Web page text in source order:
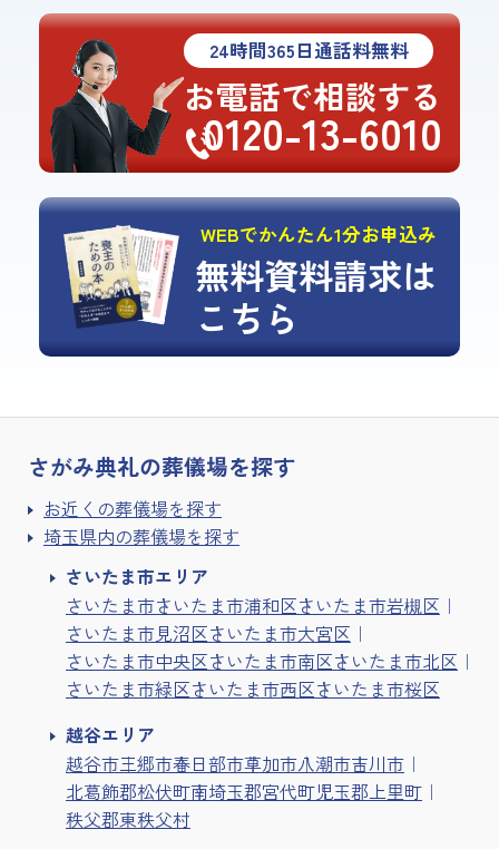
24時間365日通話料無料
お電話で相談する
0120-13-6010
WEBでかんたん1分お申込み
無料資料請求は
こちら
さがみ典礼の葬儀場を探す
お近くの葬儀場を探す
埼玉県内の葬儀場を探す
さいたま市エリア
さいたま市さいたま市浦和区さいたま市岩槻区
さいたま市見沼区さいたま市大宮区
さいたま市中央区さいたま市南区さいたま市北区
さいたま市緑区さいたま市西区さいたま市桜区
越谷エリア
越谷市三郷市春日部市草加市八潮市吉川市
北葛飾郡松伏町南埼玉郡宮代町児玉郡上里町
秩父郡東秩父村